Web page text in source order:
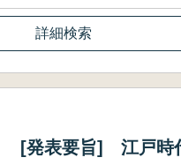
詳細検索
[発表要旨] 江戸時